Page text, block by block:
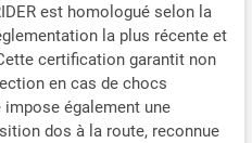
est homologué selon la
la plus récente et
certification garantit non
en cas de chocs
également une
dos à la route, reconnue